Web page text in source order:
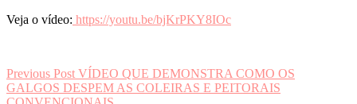
Veja o vídeo: https://youtu.be/bjKrPKY8IOc
Navegação
de
Previous Post VÍDEO QUE DEMONSTRA COMO OS
GALGOS DESPEM AS COLEIRAS E PEITORAIS